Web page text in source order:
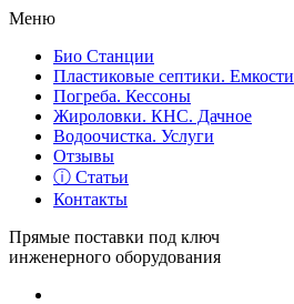
Меню
Био Станции
Пластиковые септики. Емкости
Погреба. Кессоны
Жироловки. КНС. Дачное
Водоочистка. Услуги
Отзывы
ⓘ Статьи
Контакты
Прямые поставки под ключ
инженерного оборудования